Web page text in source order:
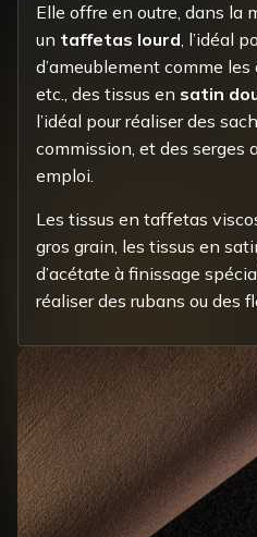
Elle offre en outre, dans la
un taffetas lourd, l’idéal
d’ameublement comme les
etc., des tissus en satin
l’idéal pour réaliser des
commission, et des serges
emploi.
Les tissus en taffetas
gros grain, les tissus en
d’acétate à finissage
réaliser des rubans ou des